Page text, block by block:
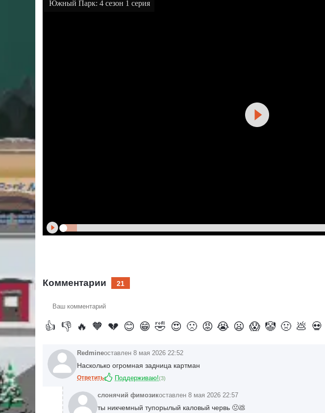
Южный Парк: 4 сезон 1 серия
Комментарии 21
комментарий
👍 👎 🔥 🧡 💔 😊 😁 🤣 😍 🙁 😡 😭 😦 😱 🤡 🤢 💩 💀
Redmineоставлен 8 мая 2026 22:52
Насколько огромная задница картман
Ответить Поддерживаю!(3)
слонячий фимозикоставлен 8 мая 2026 22:57
ты никчемный тупорылый каловый червь 🤢💩